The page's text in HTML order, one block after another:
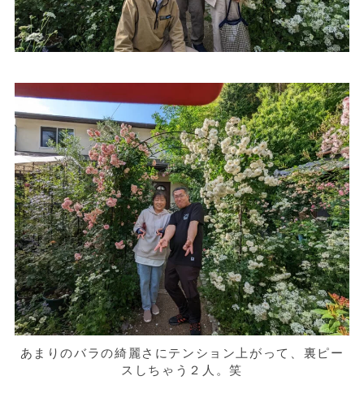
あまりのバラの綺麗さにテンション上がって、裏ピー
スしちゃう２人。笑